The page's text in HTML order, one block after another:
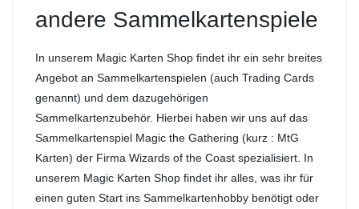
andere Sammelkartenspiele
In unserem Magic Karten Shop findet ihr ein sehr breites
Angebot an Sammelkartenspielen (auch Trading Cards
genannt) und dem dazugehörigen
Sammelkartenzubehör. Hierbei haben wir uns auf das
Sammelkartenspiel Magic the Gathering (kurz : MtG
Karten) der Firma Wizards of the Coast spezialisiert. In
unserem Magic Karten Shop findet ihr alles, was ihr für
einen guten Start ins Sammelkartenhobby benötigt oder